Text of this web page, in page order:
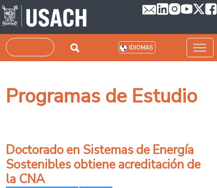
Pasar al contenido principal
Buscar IDIOMAS
Programas de Estudio
Doctorado en Sistemas de Energía
Sostenibles obtiene acreditación de
la CNA